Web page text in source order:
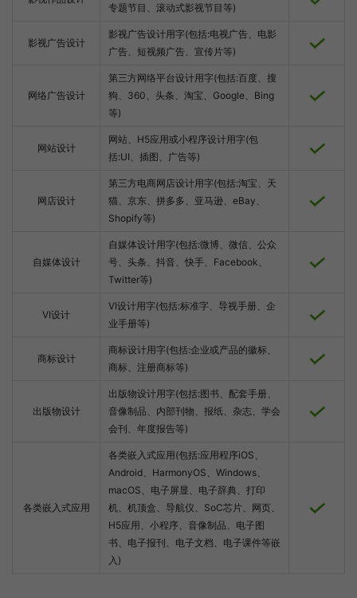
专题节目、滚动式影视节目等)
影视广告设计
影视广告设计用字(包括:电视广告、电影
广告、短视频广告、宣传片等)
网络广告设计
第三方网络平台设计用字(包括:百度、搜
狗、360、头条、淘宝、Google、Bing
等)
网站设计
网站、H5应用或小程序设计用字(包
括:UI、插图、广告等)
网店设计
第三方电商网店设计用字(包括:淘宝、天
猫、京东、拼多多、亚马逊、eBay、
Shopify等)
自媒体设计
自媒体设计用字(包括:微博、微信、公众
号、头条、抖音、快手、Facebook、
Twitter等)
VI设计
VI设计用字(包括:标准字、导视手册、企
业手册等)
商标设计
商标设计用字(包括:企业或产品的徽标、
商标、注册商标等)
出版物设计
出版物设计用字(包括:图书、配套手册、
音像制品、内部刊物、报纸、杂志、学会
会刊、年度报告等)
各类嵌入式应用
各类嵌入式应用(包括:应用程序iOS、
Android、HarmonyOS、Windows、
macOS、电子屏显、电子辞典、打印
机、机顶盒、导航仪、SoC芯片、网页、
H5应用、小程序、音像制品、电子图
书、电子报刊、电子文档、电子课件等嵌
入)